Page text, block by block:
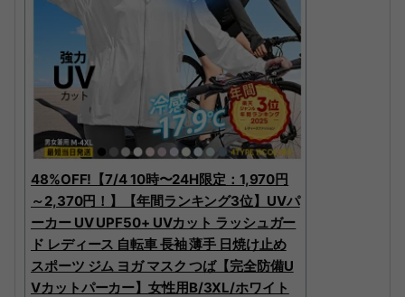
48%OFF!【7/4 10時〜24H限定：1,970円
～2,370円！】【年間ランキング3位】UVパ
ーカー UV UPF50+ UVカット ラッシュガー
ド レディース 自転車 長袖 薄手 日焼け止め
スポーツ ジム ヨガ マスク つば【完全防備U
Vカットパーカー】女性用B/3XL/ホワイト